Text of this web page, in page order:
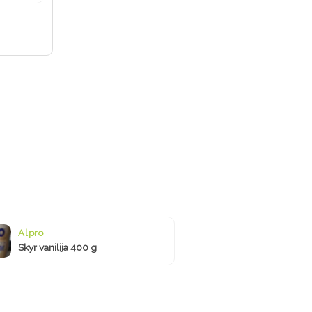
Alpro
Skyr vanilija 400 g